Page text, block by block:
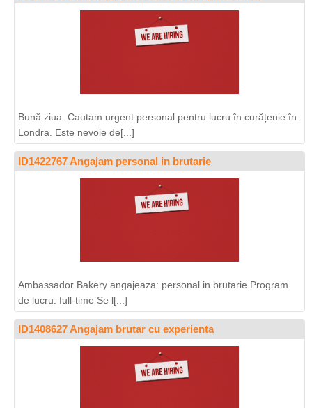
Bună ziua. Cautam urgent personal pentru lucru în curățenie în
Londra. Este nevoie de[...]
ID1422767 Angajam personal in brutarie
Ambassador Bakery angajeaza: personal in brutarie Program
de lucru: full-time Se l[...]
ID1408627 Angajam brutar cu experienta